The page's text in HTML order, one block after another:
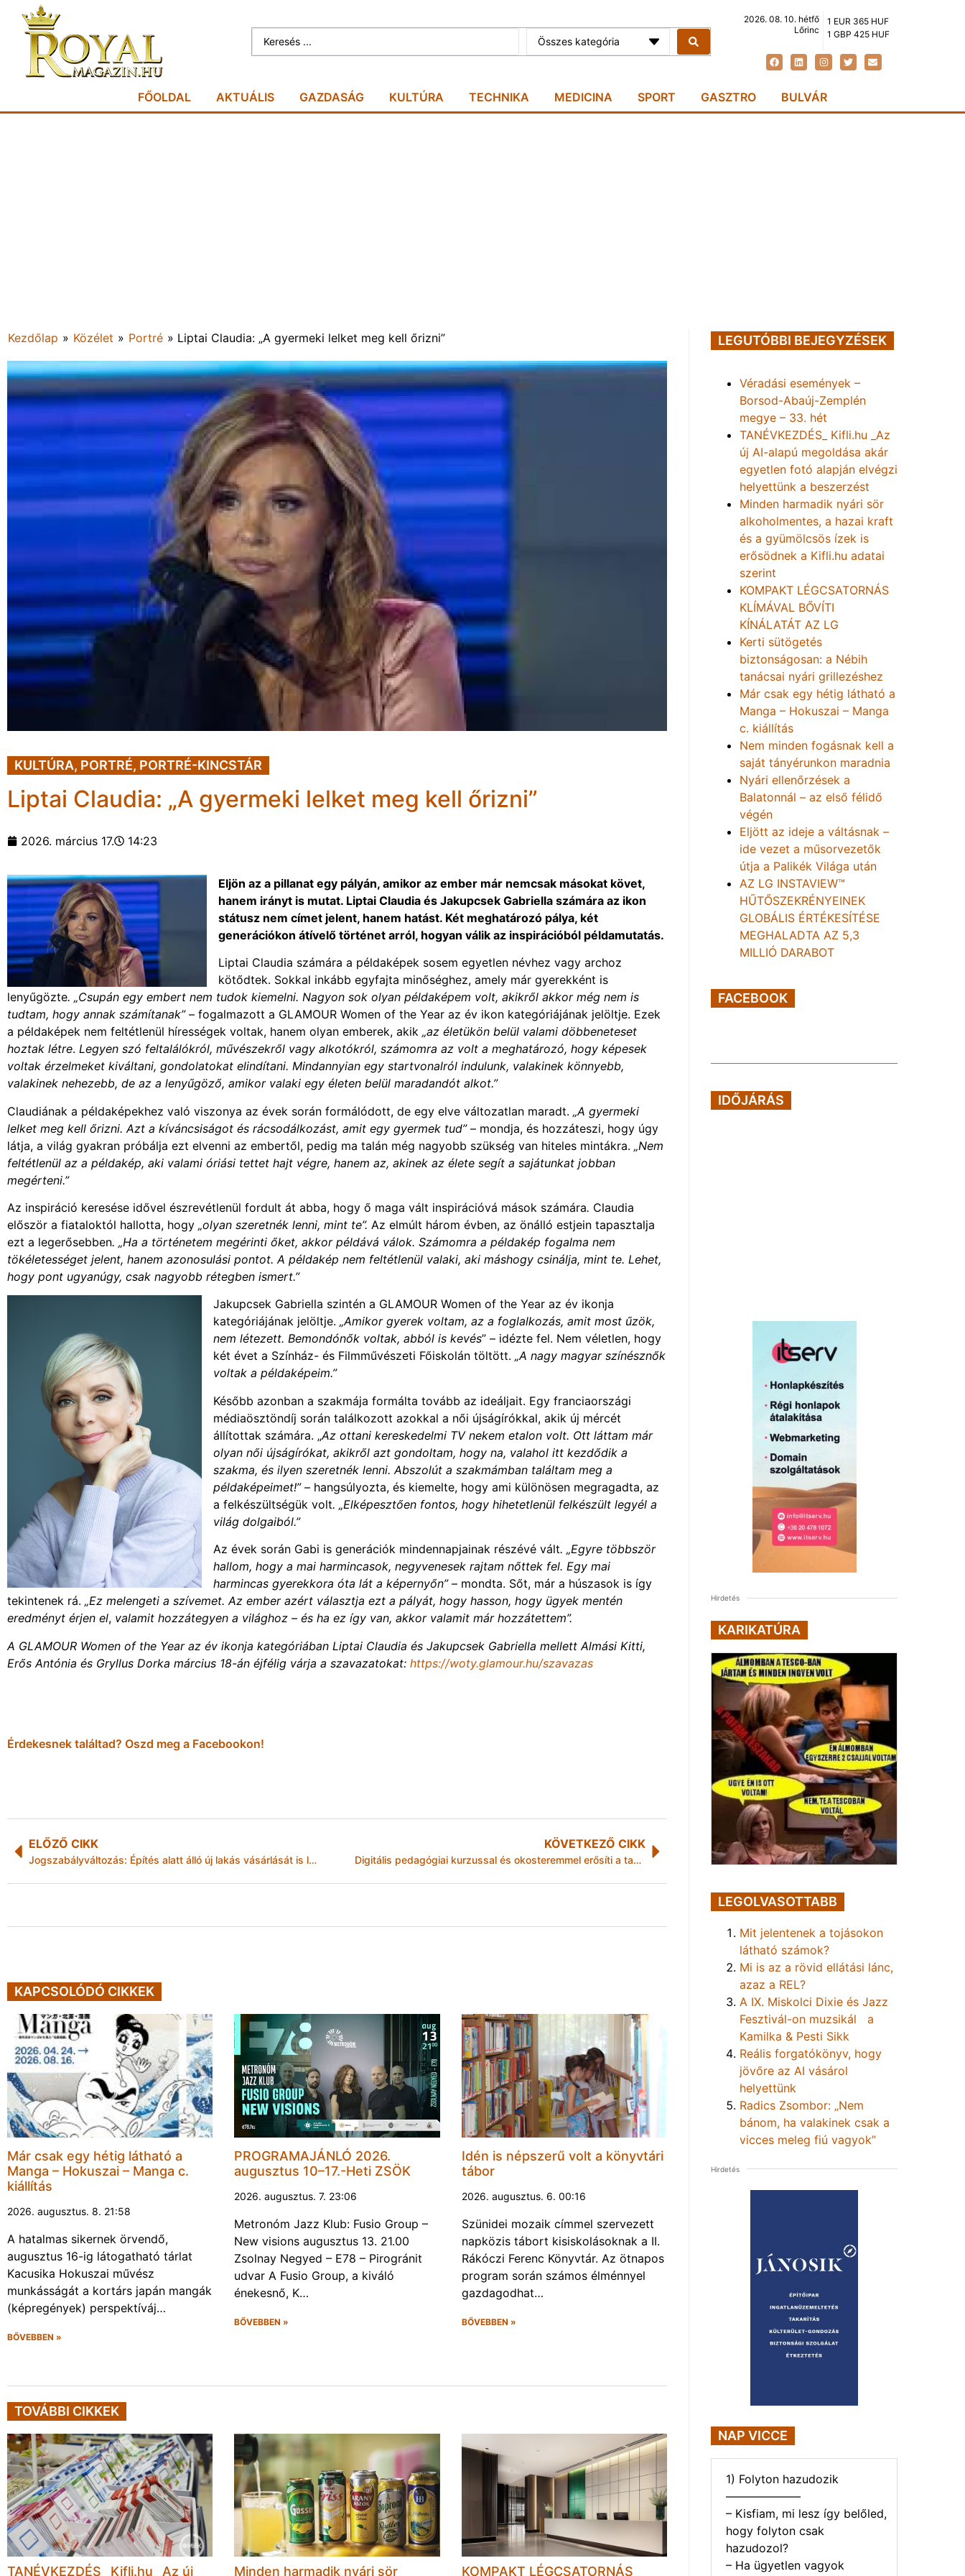
Összes kategória
2026. 08. 10. hétfő
Lőrinc
1 EUR 365 HUF
1 GBP 425 HUF
FŐOLDAL AKTUÁLIS GAZDASÁG KULTÚRA TECHNIKA MEDICINA SPORT GASZTRO BULVÁR
Kezdőlap » Közélet » Portré » Liptai Claudia: „A gyermeki lelket meg kell őrizni”
KULTÚRA, PORTRÉ, PORTRÉ-KINCSTÁR
Liptai Claudia: „A gyermeki lelket meg kell őrizni”
2026. március 17. 14:23
Eljön az a pillanat egy pályán, amikor az ember már nemcsak másokat követ,
hanem irányt is mutat. Liptai Claudia és Jakupcsek Gabriella számára az ikon
státusz nem címet jelent, hanem hatást. Két meghatározó pálya, két
generációkon átívelő történet arról, hogyan válik az inspirációból példamutatás.
Liptai Claudia számára a példaképek sosem egyetlen névhez vagy archoz
kötődtek. Sokkal inkább egyfajta minőséghez, amely már gyerekként is
lenyűgözte. „Csupán egy embert nem tudok kiemelni. Nagyon sok olyan példaképem volt, akikről akkor még nem is
tudtam, hogy annak számítanak”– fogalmazott a GLAMOUR Women of the Year az év ikon kategóriájának jelöltje. Ezek
a példaképek nem feltétlenül hírességek voltak, hanem olyan emberek, akik „az életükön belül valami döbbeneteset
hoztak létre. Legyen szó feltalálókról, művészekről vagy alkotókról, számomra az volt a meghatározó, hogy képesek
voltak érzelmeket kiváltani, gondolatokat elindítani. Mindannyian egy startvonalról indulunk, valakinek könnyebb,
valakinek nehezebb, de az a lenyűgöző, amikor valaki egy életen belül maradandót alkot.”
Claudiának a példaképekhez való viszonya az évek során formálódott, de egy elve változatlan maradt. „A gyermeki
lelket meg kell őrizni. Azt a kíváncsiságot és rácsodálkozást, amit egy gyermek tud” – mondja, és hozzáteszi, hogy úgy
látja, a világ gyakran próbálja ezt elvenni az embertől, pedig ma talán még nagyobb szükség van hiteles mintákra. „Nem
feltétlenül az a példakép, aki valami óriási tettet hajt végre, hanem az, akinek az élete segít a sajátunkat jobban
megérteni.”
Az inspiráció keresése idővel észrevétlenül fordult át abba, hogy ő maga vált inspirációvá mások számára. Claudia
először a fiataloktól hallotta, hogy „olyan szeretnék lenni, mint te”. Az elmúlt három évben, az önálló estjein tapasztalja
ezt a legerősebben. „Ha a történetem megérinti őket, akkor példává válok. Számomra a példakép fogalma nem
tökéletességet jelent, hanem azonosulási pontot. A példakép nem feltétlenül valaki, aki máshogy csinálja, mint te. Lehet,
hogy pont ugyanúgy, csak nagyobb rétegben ismert.”
Jakupcsek Gabriella szintén a GLAMOUR Women of the Year az év ikonja
kategóriájának jelöltje. „Amikor gyerek voltam, az a foglalkozás, amit most űzök,
nem létezett. Bemondónők voltak, abból is kevés” – idézte fel. Nem véletlen, hogy
két évet a Színház- és Filmművészeti Főiskolán töltött. „A nagy magyar színésznők
voltak a példaképeim.”
Később azonban a szakmája formálta tovább az ideáljait. Egy franciaországi
médiaösztöndíj során találkozott azokkal a női újságírókkal, akik új mércét
állítottak számára. „Az ottani kereskedelmi TV nekem etalon volt. Ott láttam már
olyan női újságírókat, akikről azt gondoltam, hogy na, valahol itt kezdődik a
szakma, és ilyen szeretnék lenni. Abszolút a szakmámban találtam meg a
példaképeimet!” – hangsúlyozta, és kiemelte, hogy ami különösen megragadta, az
a felkészültségük volt. „Elképesztően fontos, hogy hihetetlenül felkészült legyél a
világ dolgaiból.”
Az évek során Gabi is generációk mindennapjainak részévé vált. „Egyre többször
hallom, hogy a mai harmincasok, negyvenesek rajtam nőttek fel. Egy mai
harmincas gyerekkora óta lát a képernyőn”– mondta. Sőt, már a húszasok is így
tekintenek rá. „Ez melengeti a szívemet. Az ember azért választja ezt a pályát, hogy hasson, hogy ügyek mentén
eredményt érjen el, valamit hozzátegyen a világhoz – és ha ez így van, akkor valamit már hozzátettem”.
A GLAMOUR Women of the Year az év ikonja kategóriában Liptai Claudia és Jakupcsek Gabriella mellett Almási Kitti,
Erős Antónia és Gryllus Dorka március 18-án éjfélig várja a szavazatokat: https://woty.glamour.hu/szavazas
Érdekesnek találtad? Oszd meg a Facebookon!
ELŐZŐ CIKK
Jogszabályváltozás: Építés alatt álló új lakás vásárlását is lehet szakaszosan finanszírozni lakástámogatásból
KÖVETKEZŐ CIKK
Digitális pedagógiai kurzussal és okosteremmel erősíti a tanárképzést a One Alapítvány a Miskolci Egyetemen
KAPCSOLÓDÓ CIKKEK
Már csak egy hétig látható a
Manga – Hokuszai – Manga c.
kiállítás
2026. augusztus. 8. 21:58
A hatalmas sikernek örvendő,
augusztus 16-ig látogatható tárlat
Kacusika Hokuszai művész
munkásságát a kortárs japán mangák
(képregények) perspektíváj…
BŐVEBBEN »
PROGRAMAJÁNLÓ 2026.
augusztus 10–17.-Heti ZSÖK
2026. augusztus. 7. 23:06
Metronóm Jazz Klub: Fusio Group –
New visions augusztus 13. 21.00
Zsolnay Negyed – E78 – Pirogránit
udvar A Fusio Group, a kiváló
énekesnő, K…
BŐVEBBEN »
Idén is népszerű volt a könyvtári
tábor
2026. augusztus. 6. 00:16
Szünidei mozaik címmel szervezett
napközis tábort kisiskolásoknak a II.
Rákóczi Ferenc Könyvtár. Az ötnapos
program során számos élménnyel
gazdagodhat…
BŐVEBBEN »
TOVÁBBI CIKKEK
TANÉVKEZDÉS_ Kifli.hu _Az új Minden harmadik nyári sör KOMPAKT LÉGCSATORNÁS
LEGUTÓBBI BEJEGYZÉSEK
Véradási események –
Borsod-Abaúj-Zemplén
megye – 33. hét
TANÉVKEZDÉS_ Kifli.hu _Az
új AI-alapú megoldása akár
egyetlen fotó alapján elvégzi
helyettünk a beszerzést
Minden harmadik nyári sör
alkoholmentes, a hazai kraft
és a gyümölcsös ízek is
erősödnek a Kifli.hu adatai
szerint
KOMPAKT LÉGCSATORNÁS
KLÍMÁVAL BŐVÍTI
KÍNÁLATÁT AZ LG
Kerti sütögetés
biztonságosan: a Nébih
tanácsai nyári grillezéshez
Már csak egy hétig látható a
Manga – Hokuszai – Manga
c. kiállítás
Nem minden fogásnak kell a
saját tányérunkon maradnia
Nyári ellenőrzések a
Balatonnál – az első félidő
végén
Eljött az ideje a váltásnak –
ide vezet a műsorvezetők
útja a Palikék Világa után
AZ LG INSTAVIEW™
HŰTŐSZEKRÉNYEINEK
GLOBÁLIS ÉRTÉKESÍTÉSE
MEGHALADTA AZ 5,3
MILLIÓ DARABOT
FACEBOOK
IDŐJÁRÁS
Hirdetés
KARIKATÚRA
LEGOLVASOTTABB
Mit jelentenek a tojásokon
látható számok?
Mi is az a rövid ellátási lánc,
azaz a REL?
A IX. Miskolci Dixie és Jazz
Fesztivál-on muzsikál a
Kamilka & Pesti Sikk
Reális forgatókönyv, hogy
jövőre az AI vásárol
helyettünk
Radics Zsombor: „Nem
bánom, ha valakinek csak a
vicces meleg fiú vagyok”
Hirdetés
NAP VICCE
1) Folyton hazudozik
——————–
– Kisfiam, mi lesz így belőled,
hogy folyton csak
hazudozol?
– Ha ügyetlen vagyok